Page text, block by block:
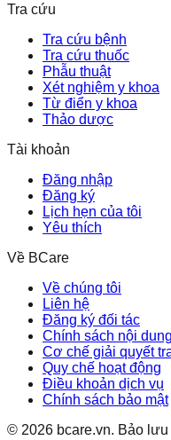
Tra cứu
Tra cứu bệnh
Tra cứu thuốc
Phẫu thuật
Xét nghiệm y khoa
Từ điển y khoa
Thảo dược
Tài khoản
Đăng nhập
Đăng ký
Lịch hẹn của tôi
Yêu thích
Về BCare
Về chúng tôi
Liên hệ
Đăng ký đối tác
Chính sách nội dung
Cơ chế giải quyết
Quy chế hoạt động
Điều khoản dịch vụ
Chính sách bảo mật
© 2026 bcare.vn. Bảo lưu